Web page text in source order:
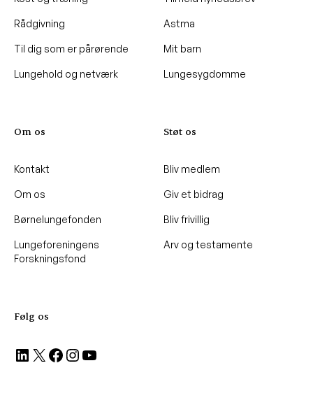
Rådgivning
Til dig som er pårørende
Lungehold og netværk
Astma
Mit barn
Lungesygdomme
Om os
Kontakt
Om os
Børnelungefonden
Lungeforeningens
Forskningsfond
Støt os
Bliv medlem
Giv et bidrag
Bliv frivillig
Arv og testamente
Følg os
LinkedIn
X Facebook
Instagram
YouTube